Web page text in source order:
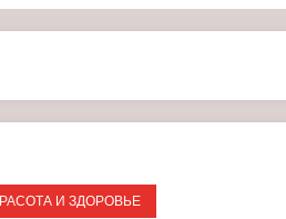
И ЗДОРОВЬЕ